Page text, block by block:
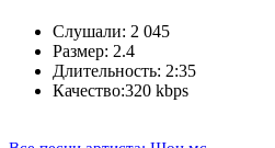
Слушали: 2 045
Размер: 2.4
Длительность: 2:35
Качество:320 kbps